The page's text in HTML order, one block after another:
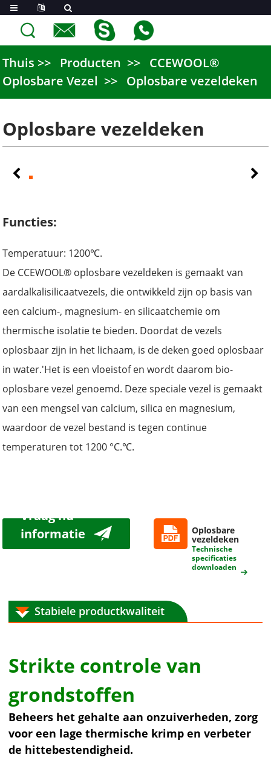
Thuis Producten
CCEWOOL®
Oplosbare Vezel
Oplosbare vezeldeken
Oplosbare vezeldeken
Functies:
Temperatuur: 1200℃.
De CCEWOOL® oplosbare vezeldeken is gemaakt van
aardalkalisilicaatvezels, die ontwikkeld zijn op basis van
een calcium-, magnesium- en silicaatchemie om
thermische isolatie te bieden. Doordat de vezels
oplosbaar zijn in het lichaam, is de deken goed oplosbaar
in water.'Het is een vloeistof en wordt daarom bio-
oplosbare vezel genoemd. Deze speciale vezel is gemaakt
van een mengsel van calcium, silica en magnesium,
waardoor de vezel bestand is tegen continue
temperaturen tot 1200 °C.℃.
Vraag nu
informatie
aan
Oplosbare
vezeldeken
Technische
specificaties
downloaden
Stabiele productkwaliteit
Strikte controle van
grondstoffen
Beheers het gehalte aan onzuiverheden, zorg
voor een lage thermische krimp en verbeter
de hittebestendigheid.